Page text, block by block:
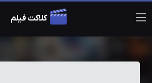
کلاکت فیلم